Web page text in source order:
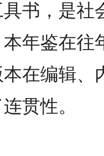
书，是社
年鉴在往
在编辑、
贯性。